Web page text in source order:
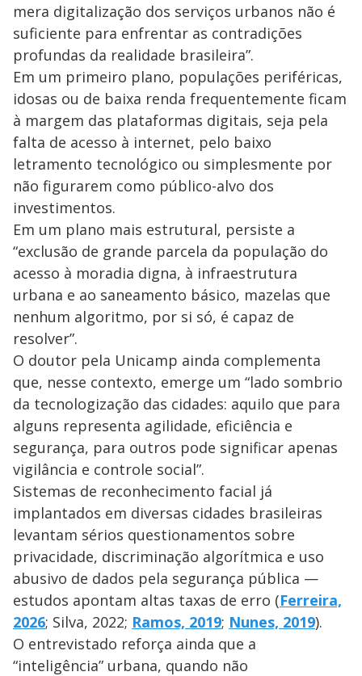
mera digitalização dos serviços urbanos não é
suficiente para enfrentar as contradições
profundas da realidade brasileira”.
Em um primeiro plano, populações periféricas,
idosas ou de baixa renda frequentemente ficam
à margem das plataformas digitais, seja pela
falta de acesso à internet, pelo baixo
letramento tecnológico ou simplesmente por
não figurarem como público-alvo dos
investimentos.
Em um plano mais estrutural, persiste a
“exclusão de grande parcela da população do
acesso à moradia digna, à infraestrutura
urbana e ao saneamento básico, mazelas que
nenhum algoritmo, por si só, é capaz de
resolver”.
O doutor pela Unicamp ainda complementa
que, nesse contexto, emerge um “lado sombrio
da tecnologização das cidades: aquilo que para
alguns representa agilidade, eficiência e
segurança, para outros pode significar apenas
vigilância e controle social”.
Sistemas de reconhecimento facial já
implantados em diversas cidades brasileiras
levantam sérios questionamentos sobre
privacidade, discriminação algorítmica e uso
abusivo de dados pela segurança pública —
estudos apontam altas taxas de erro (Ferreira,
2026; Silva, 2022; Ramos, 2019; Nunes, 2019).
O entrevistado reforça ainda que a
“inteligência” urbana, quando não